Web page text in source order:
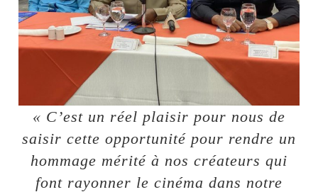
« C’est un réel plaisir pour nous de
saisir cette opportunité pour rendre un
hommage mérité à nos créateurs qui
font rayonner le cinéma dans notre